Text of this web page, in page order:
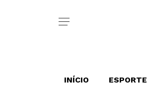
INÍCIO ESPORTE